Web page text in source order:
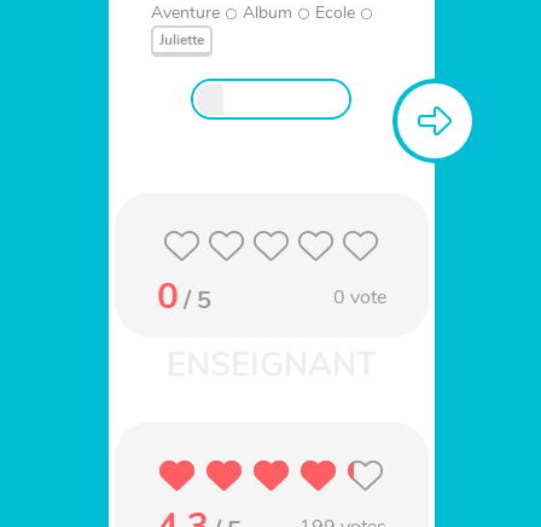
Aventure Album Ecole
Juliette
0/ 5 0 vote